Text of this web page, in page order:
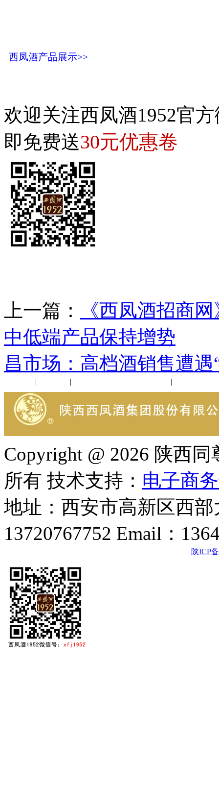
西凤酒产品展示>>
欢迎关注西凤酒1952官
即免费送30元优惠卷
上一篇：
《西凤酒招商
中低端产品保持增势
昌市场：高档酒销售遭
| | | |
Copyright @ 2026 陕西
所有 技术支持： 电子商
地址：西安市高新区西
13720767752 Email：
陕ICP